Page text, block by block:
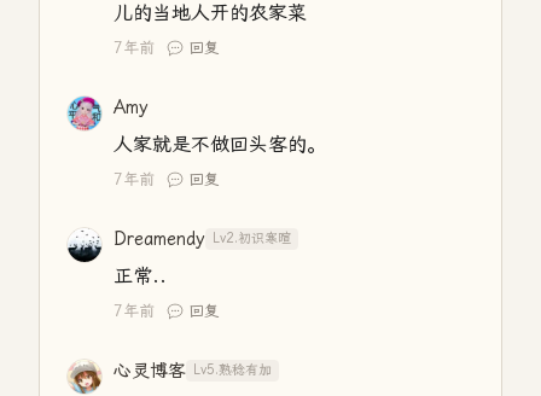
儿的当地人开的农家菜
7年前 回复
Amy
人家就是不做回头客的。
7年前 回复
Dreamendy Lv2.初识寒暄
正常..
7年前 回复
心灵博客 Lv5.熟稔有加